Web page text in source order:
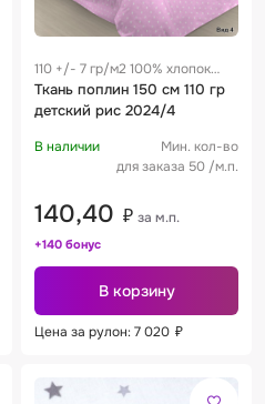
110 +/- 7 гр/м2 100% хлопок
0.26 м
Ткань поплин 150 см 110 гр
детский рис 2024/4
В наличии
Мин. кол-во
для заказа 50 /м.п.
140,40 ₽ за м.п.
+140 бонус
В корзину
Цена за рулон: 7 020 ₽